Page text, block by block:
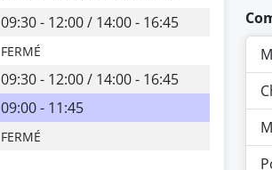
09:30 - 12:00 / 14:00 - 16:45
FERMÉ
09:30 - 12:00 / 14:00 - 16:45
09:00 - 11:45
FERMÉ